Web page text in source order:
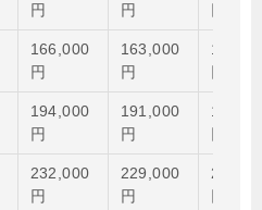
円
円
166,000
円
163,000
円
194,000
円
191,000
円
232,000
円
229,000
円